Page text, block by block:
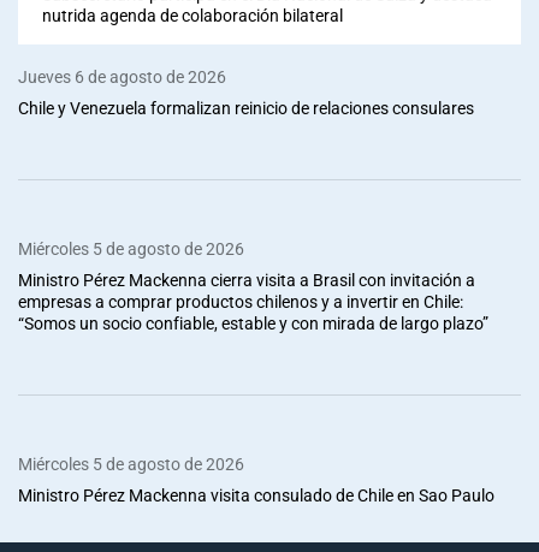
nutrida agenda de colaboración bilateral
Jueves 6 de agosto de 2026
Chile y Venezuela formalizan reinicio de relaciones consulares
Miércoles 5 de agosto de 2026
Ministro Pérez Mackenna cierra visita a Brasil con invitación a
empresas a comprar productos chilenos y a invertir en Chile:
“Somos un socio confiable, estable y con mirada de largo plazo”
Miércoles 5 de agosto de 2026
Ministro Pérez Mackenna visita consulado de Chile en Sao Paulo